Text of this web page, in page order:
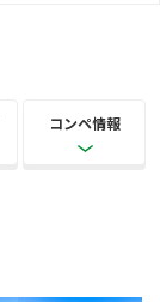
コンペ情報